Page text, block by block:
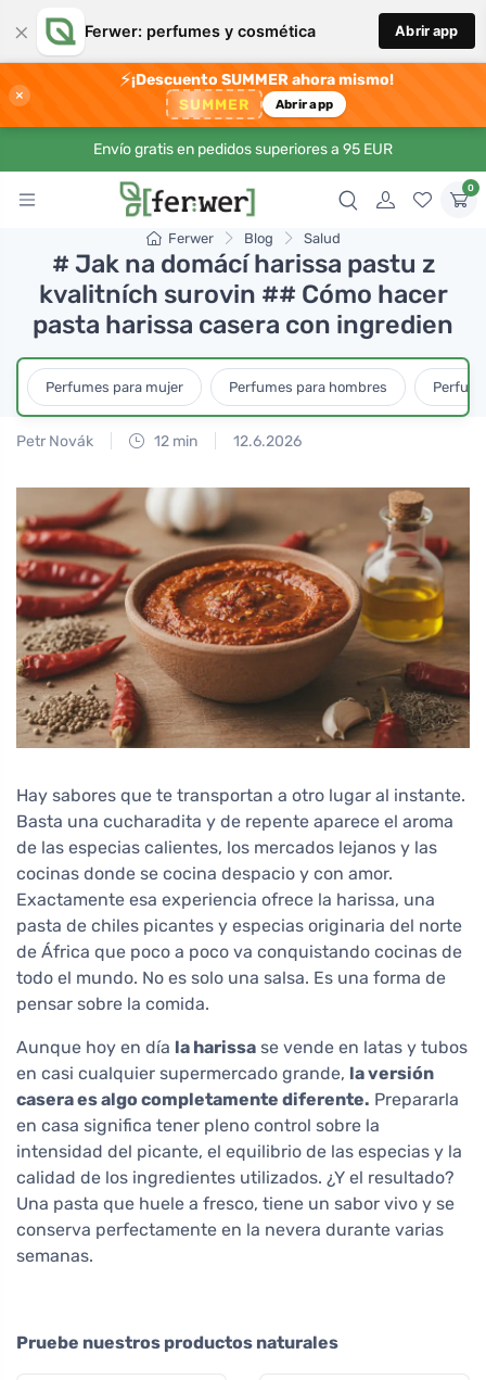
× Ferwer: perfumes y cosmética Abrir app
×
⚡¡Descuento SUMMER ahora mismo!
SUMMER Abrir app
Envío gratis en pedidos superiores a 95 EUR
0
Ferwer Blog Salud
# Jak na domácí harissa pastu z
kvalitních surovin ## Cómo hacer
pasta harissa casera con ingredien
Perfumes para mujer Perfumes para hombres
Petr Novák 12 min 12.6.2026
Hay sabores que te transportan a otro lugar al instante.
Basta una cucharadita y de repente aparece el aroma
de las especias calientes, los mercados lejanos y las
cocinas donde se cocina despacio y con amor.
Exactamente esa experiencia ofrece la harissa, una
pasta de chiles picantes y especias originaria del norte
de África que poco a poco va conquistando cocinas de
todo el mundo. No es solo una salsa. Es una forma de
pensar sobre la comida.
Aunque hoy en día la harissa se vende en latas y tubos
en casi cualquier supermercado grande, la versión
casera es algo completamente diferente. Prepararla
en casa significa tener pleno control sobre la
intensidad del picante, el equilibrio de las especias y la
calidad de los ingredientes utilizados. ¿Y el resultado?
Una pasta que huele a fresco, tiene un sabor vivo y se
conserva perfectamente en la nevera durante varias
semanas.
Pruebe nuestros productos naturales